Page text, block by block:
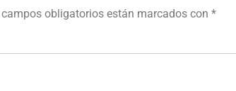
obligatorios están marcados con *